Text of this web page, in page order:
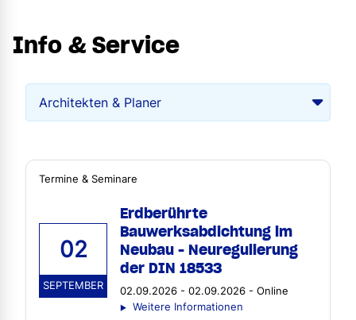
Info & Service
Termine & Seminare
02
SEPTEMBER
Erdberührte
Bauwerksabdichtung im
Neubau - Neuregulierung
der DIN 18533
02.09.2026 - 02.09.2026 - Online
Weitere Informationen